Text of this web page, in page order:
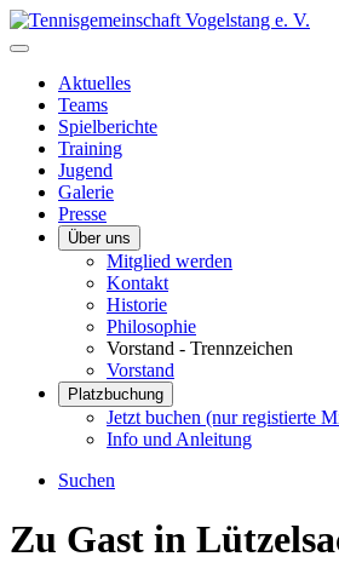
Aktuelles
Teams
Spielberichte
Training
Jugend
Galerie
Presse
Über uns
Mitglied werden
Kontakt
Historie
Philosophie
Vorstand - Trennzeichen
Vorstand
Platzbuchung
Jetzt buchen (nur registierte
Info und Anleitung
Suchen
Zu Gast in